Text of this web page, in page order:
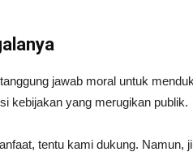
jawab moral untuk
kebijakan yang merugikan publik.
tentu kami dukung. Namun,